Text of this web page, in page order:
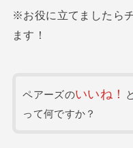
※お役に立てましたら
ます！
ペアーズのいいね！ と
って何ですか？